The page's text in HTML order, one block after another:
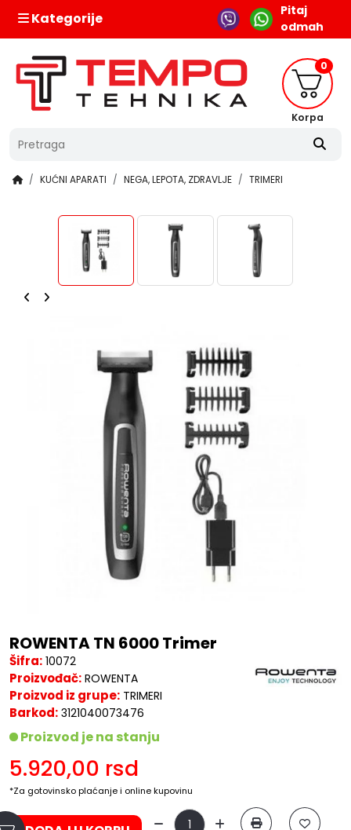
Kategorije
Pitaj
odmah
0
Korpa
KUĆNI APARATI NEGA, LEPOTA, ZDRAVLJE TRIMERI
ROWENTA TN 6000 Trimer
Šifra: 10072
Proizvođač: ROWENTA
Proizvod iz grupe: TRIMERI
Barkod: 3121040073476
Proizvod je na stanju
5.920,00 rsd
*Za gotovinsko plaćanje i online kupovinu